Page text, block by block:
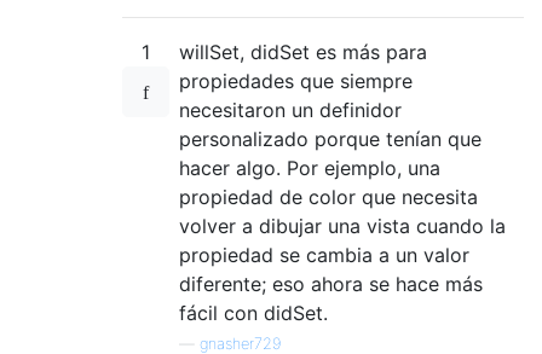
1
willSet, didSet es más para
propiedades que siempre
necesitaron un definidor
personalizado porque tenían que
hacer algo. Por ejemplo, una
propiedad de color que necesita
volver a dibujar una vista cuando la
propiedad se cambia a un valor
diferente; eso ahora se hace más
fácil con didSet.
gnasher729